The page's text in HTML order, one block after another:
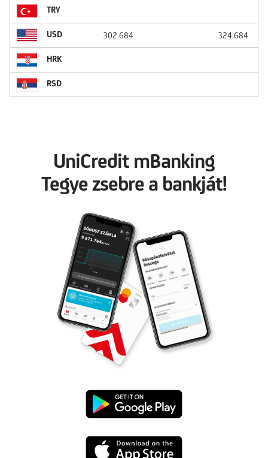
TRY
USD 302.684 324.684
HRK
RSD
UniCredit mBanking
Tegye zsebre a bankját!
UniCredit
mBanking
UniCredit